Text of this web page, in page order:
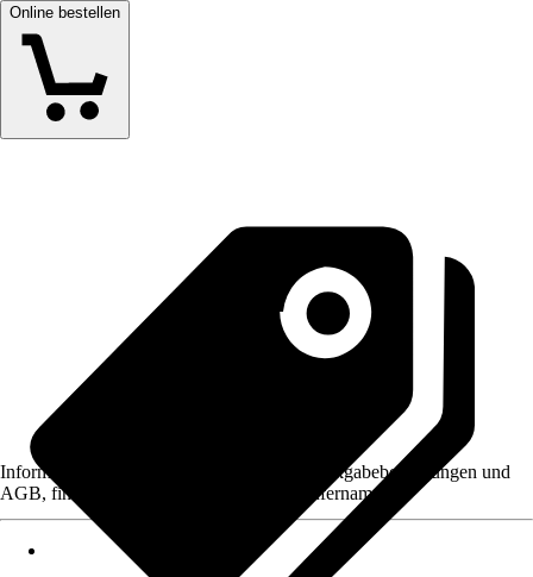
Online bestellen
Informationen des Verkäufers, wie z. B. Rückgabebedingungen und
AGB, finden Sie bei Klick auf den Verkäufernamen.